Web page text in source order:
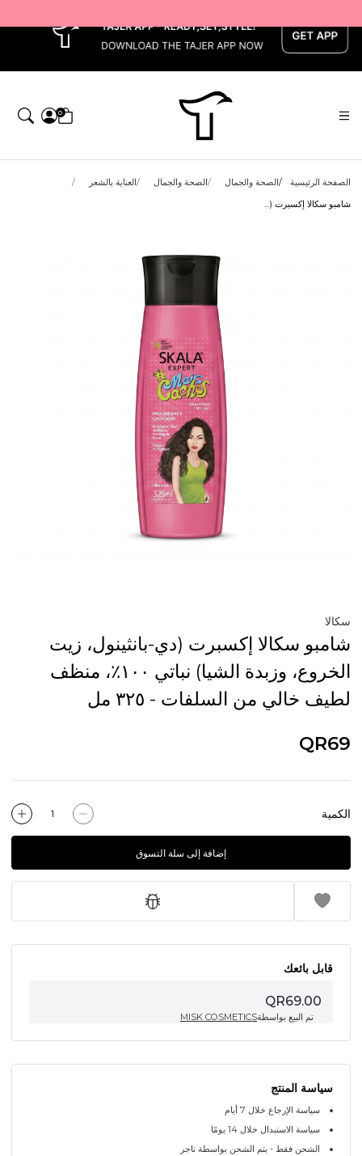
0
الصفحة الرئيسية الصحة والجمال الصحة والجمال
العناية بالشعر
شامبو سكالا إكسبرت (...
سكالا
شامبو سكالا إكسبرت (دي-بانثينول، زيت
الخروع، وزبدة الشيا) نباتي ١٠٠٪، منظف
لطيف خالي من السلفات - ٣٢٥ مل
QR69
الكمية
إضافة إلى سلة التسوق
قابل بائعك
QR69.00
تم البيع بواسطةMISK COSMETICS
سياسة المنتج
سياسة الإرجاع خلال 7 أيام
سياسة الاستبدال خلال 14 يومًا
الشحن فقط - يتم الشحن بواسطة تاجر